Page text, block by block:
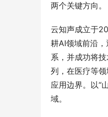
两个关键方向。
云知声成立于
耕AI领域前沿
系，并成功将
列，在医疗等
应用边界。以“
域。